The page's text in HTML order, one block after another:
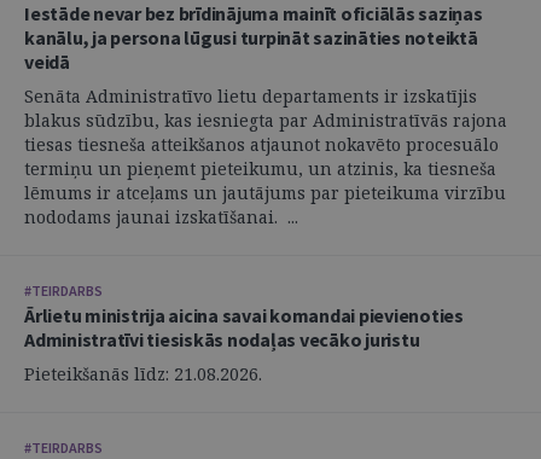
Iestāde nevar bez brīdinājuma mainīt oficiālās saziņas
kanālu, ja persona lūgusi turpināt sazināties noteiktā
veidā
Senāta Administratīvo lietu departaments ir izskatījis
blakus sūdzību, kas iesniegta par Administratīvās rajona
tiesas tiesneša atteikšanos atjaunot nokavēto procesuālo
termiņu un pieņemt pieteikumu, un atzinis, ka tiesneša
lēmums ir atceļams un jautājums par pieteikuma virzību
nododams jaunai izskatīšanai. ...
#TEIRDARBS
Ārlietu ministrija aicina savai komandai pievienoties
Administratīvi tiesiskās nodaļas vecāko juristu
Pieteikšanās līdz: 21.08.2026.
#TEIRDARBS